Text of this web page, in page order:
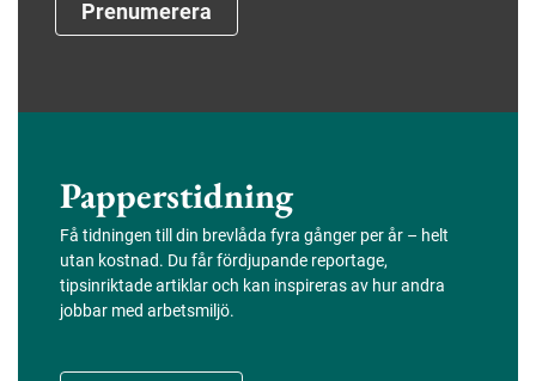
Prenumerera
Papperstidning
Få tidningen till din brevlåda fyra gånger per år – helt
utan kostnad. Du får fördjupande reportage,
tipsinriktade artiklar och kan inspireras av hur andra
jobbar med arbetsmiljö.